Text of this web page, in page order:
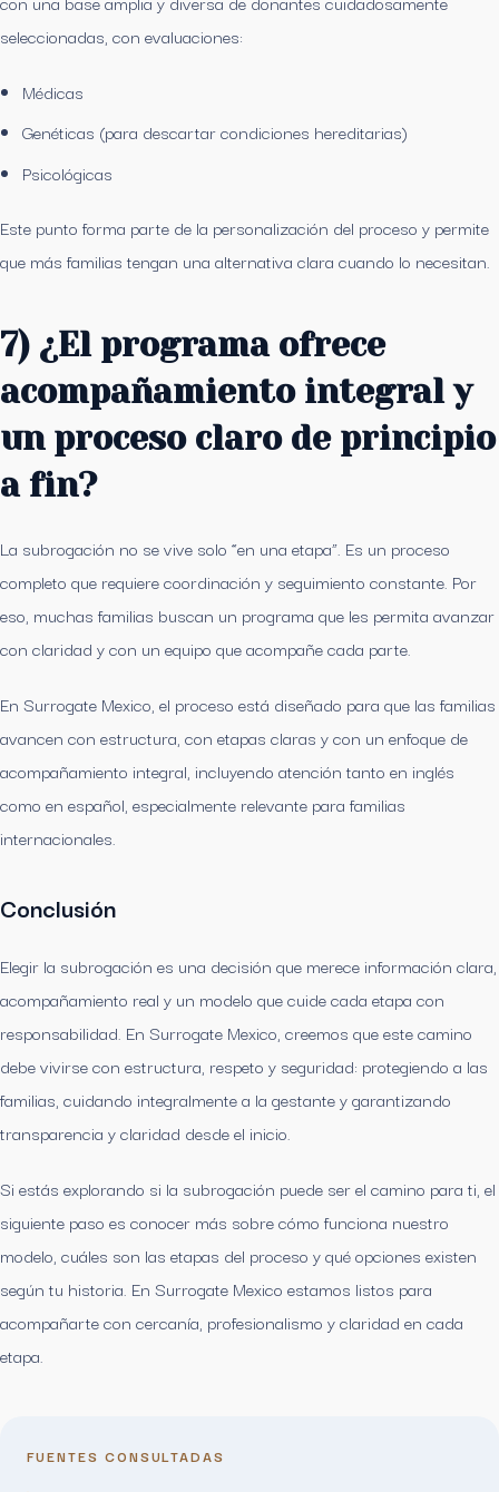
seleccionadas, con evaluaciones:
Médicas
Genéticas (para descartar condiciones hereditarias)
Psicológicas
Este punto forma parte de la personalización del proceso y permite
que más familias tengan una alternativa clara cuando lo necesitan.
7) ¿El programa ofrece
acompañamiento integral y
un proceso claro de principio
a fin?
La subrogación no se vive solo “en una etapa”. Es un proceso
completo que requiere coordinación y seguimiento constante. Por
eso, muchas familias buscan un programa que les permita avanzar
con claridad y con un equipo que acompañe cada parte.
En Surrogate Mexico, el proceso está diseñado para que las familias
avancen con estructura, con etapas claras y con un enfoque de
acompañamiento integral, incluyendo atención tanto en inglés
como en español, especialmente relevante para familias
internacionales.
Conclusión
Elegir la subrogación es una decisión que merece información clara,
acompañamiento real y un modelo que cuide cada etapa con
responsabilidad. En Surrogate Mexico, creemos que este camino
debe vivirse con estructura, respeto y seguridad: protegiendo a las
familias, cuidando integralmente a la gestante y garantizando
transparencia y claridad desde el inicio.
Si estás explorando si la subrogación puede ser el camino para ti, el
siguiente paso es conocer más sobre cómo funciona nuestro
modelo, cuáles son las etapas del proceso y qué opciones existen
según tu historia. En Surrogate Mexico estamos listos para
acompañarte con cercanía, profesionalismo y claridad en cada
etapa.
FUENTES CONSULTADAS